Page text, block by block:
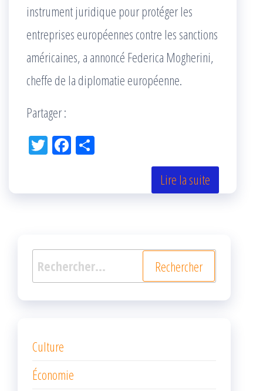
instrument juridique pour protéger les
entreprises européennes contre les sanctions
américaines, a annoncé Federica Mogherini,
cheffe de la diplomatie européenne.
Partager :
Tw Fac
k r
Lire la suite
Rechercher :
Culture
Économie